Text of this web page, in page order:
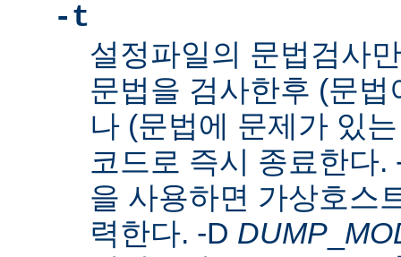
-t
설정파일의 문법검사
문법을 검사한후 (문
나 (문법에 문제가 있
코드로 즉시 종료한다
을 사용하면 가상호스
력한다. -D DUMP